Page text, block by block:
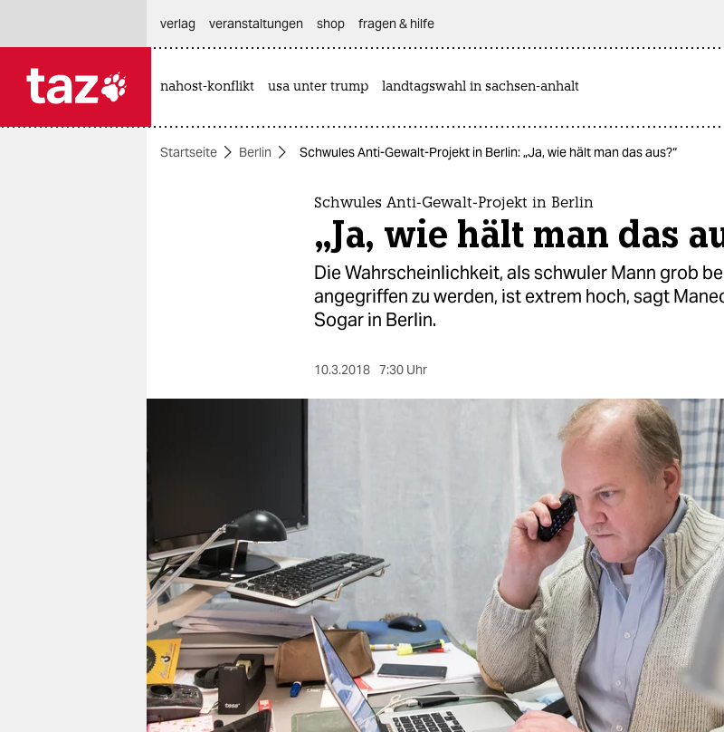
themen
verlag
verlag
veranstaltungen
shop
fragen & hilfe
unterstützen
verlag
veranstaltungen shop fragen & hilfe
nahost-konflikt usa unter trump landtagswahl in sachsen-anhalt
Startseite Berlin Schwules Anti-Gewalt-Projekt in Berlin: „Ja, wie hält man das aus?“
Schwules Anti-Gewalt-Projekt in Berlin
„Ja, wie hält man das
Die Wahrscheinlichkeit, als schwuler Mann grob
angegriffen zu werden, ist extrem hoch, sagt
Sogar in Berlin.
10.3.2018 7:30 Uhr